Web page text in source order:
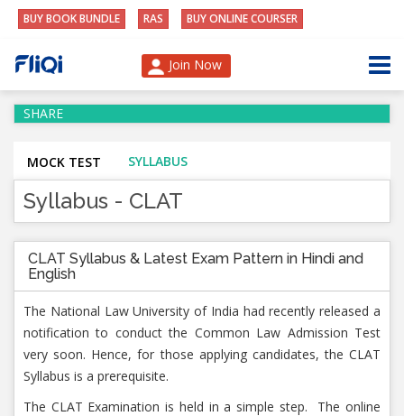
BUY BOOK BUNDLE RAS BUY ONLINE COURSER
Join Now
SHARE
MOCK TEST SYLLABUS
Syllabus - CLAT
CLAT Syllabus & Latest Exam Pattern in Hindi and
English
The National Law University of India had recently released a
notification to conduct the Common Law Admission Test
very soon. Hence, for those applying candidates, the CLAT
Syllabus is a prerequisite.
The CLAT Examination is held in a simple step. The online